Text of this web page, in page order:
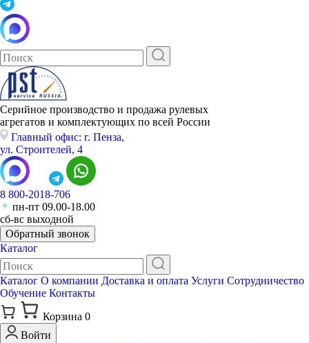
Серийное производство и продажа рулевых
агрегатов и комплектующих по всей России
Главный офис: г. Пенза,
ул. Строителей, 4
8 800-2018-706
пн-пт 09.00-18.00
сб-вс выходной
Обратный звонок
Каталог
Каталог О компании Доставка и оплата Услуги Сотрудничество
Обучение Контакты
Корзина 0
Войти